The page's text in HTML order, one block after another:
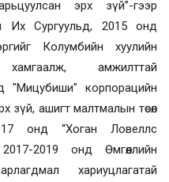
эрх зүй”-гээр
Их Сургуульд, 2015 онд
Колумбийн хуулийн
амжилттай
"Мицубиши" корпорацийн
зүй, ашигт малтмалын төсөл
онд “Хоган Ловеллс
2019 онд Өмгөөллийн
хариуцлагатай